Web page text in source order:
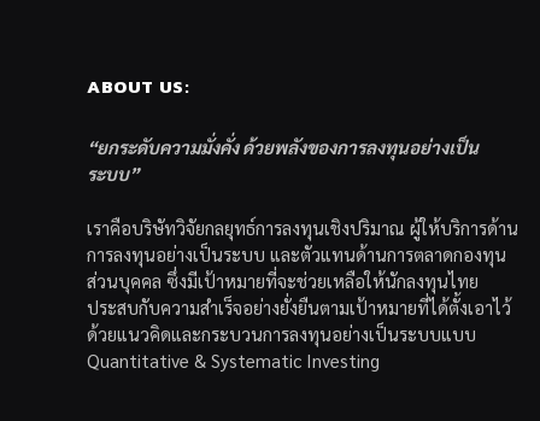
ABOUT US:
“ยกระดับความมั่งคั่ง ด้วยพลังของการลงทุนอย่างเป็น
ระบบ”
เราคือบริษัทวิจัยกลยุทธ์การลงทุนเชิงปริมาณ ผู้ให้บริการด้าน
การลงทุนอย่างเป็นระบบ และตัวแทนด้านการตลาดกองทุน
ส่วนบุคคล ซึ่งมีเป้าหมายที่จะช่วยเหลือให้นักลงทุนไทย
ประสบกับความสำเร็จอย่างยั่งยืนตามเป้าหมายที่ได้ตั้งเอาไว้
ด้วยแนวคิดและกระบวนการลงทุนอย่างเป็นระบบแบบ
Quantitative & Systematic Investing